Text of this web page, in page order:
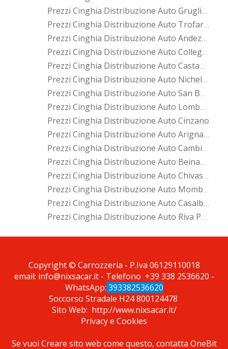
Prezzi Cinghia Distribuzione Auto Grugliasco
Prezzi Cinghia Distribuzione Auto Trofarello
Prezzi Cinghia Distribuzione Auto Andezeno
Prezzi Cinghia Distribuzione Auto Collegno
Prezzi Cinghia Distribuzione Auto Castagneto Po
Prezzi Cinghia Distribuzione Auto Nichelino
Prezzi Cinghia Distribuzione Auto San Benigno Canavese
Prezzi Cinghia Distribuzione Auto Lombardore
Prezzi Cinghia Distribuzione Auto Cinzano
Prezzi Cinghia Distribuzione Auto Arignano
Prezzi Cinghia Distribuzione Auto Cambiano
Prezzi Cinghia Distribuzione Auto Beinasco
Prezzi Cinghia Distribuzione Auto Chivasso
Prezzi Cinghia Distribuzione Auto Mombello Di Torino
Prezzi Cinghia Distribuzione Auto Casalborgone
Prezzi Cinghia Distribuzione Auto Riva Presso Chieri
Copyright © Carrozzeria - P.Iva 06129110018
email: info@nixsacar.it- Telefono +39 338 2536620 -
WhatsApp: 393382536620
Soccorso Stradale H24800124478
Sito Web: http://www.nixsacar.it/
Privacye Cookies
Se vuoi Creare sito web come questo, contatta OneBit